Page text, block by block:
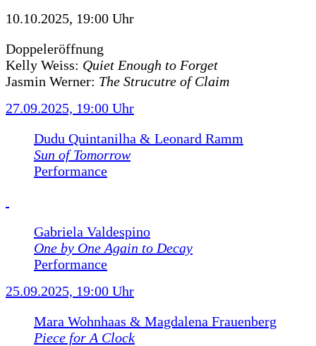
10.10.2025, 19:00 Uhr
Doppeleröffnung
Kelly Weiss: Quiet Enough to Forget
Jasmin Werner: The Strucutre of Claim
27.09.2025, 19:00 Uhr
Dudu Quintanilha & Leonard Ramm
Sun of Tomorrow
Performance
Gabriela Valdespino
One by One Again to Decay
Performance
25.09.2025, 19:00 Uhr
Mara Wohnhaas & Magdalena Frauenberg
Piece for A Clock